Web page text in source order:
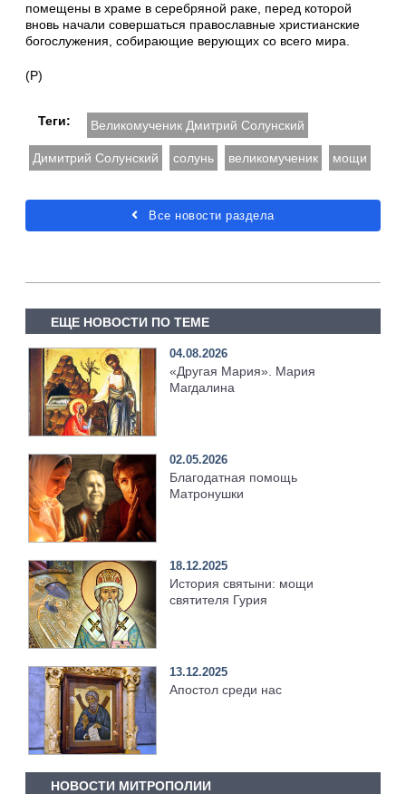
помещены в храме в серебряной раке, перед которой
вновь начали совершаться православные христианские
богослужения, собирающие верующих со всего мира.
(Р)
Теги: Великомученик Дмитрий Солунский
Димитрий Солунский солунь великомученик мощи
Все новости раздела
ЕЩЕ НОВОСТИ ПО ТЕМЕ
04.08.2026
«Другая Мария». Мария
Магдалина
02.05.2026
Благодатная помощь
Матронушки
18.12.2025
История святыни: мощи
святителя Гурия
13.12.2025
Апостол среди нас
НОВОСТИ МИТРОПОЛИИ